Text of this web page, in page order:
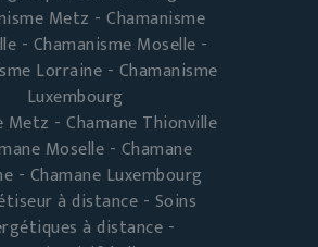
Metz - Chamanisme
- Chamanisme Moselle -
Lorraine - Chamanisme
Luxembourg
Metz - Chamane Thionville
Moselle - Chamane
- Chamane Luxembourg
à distance - Soins
à distance -